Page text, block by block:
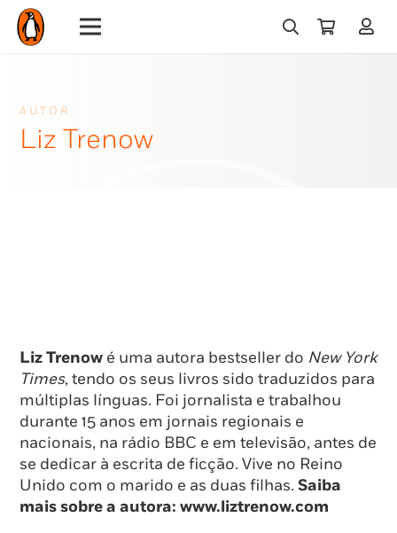
AUTOR
Liz Trenow
Liz Trenow é uma autora bestseller do New York
Times, tendo os seus livros sido traduzidos para
múltiplas línguas. Foi jornalista e trabalhou
durante 15 anos em jornais regionais e
nacionais, na rádio BBC e em televisão, antes de
se dedicar à escrita de ficção. Vive no Reino
Unido com o marido e as duas filhas. Saiba
mais sobre a autora: www.liztrenow.com